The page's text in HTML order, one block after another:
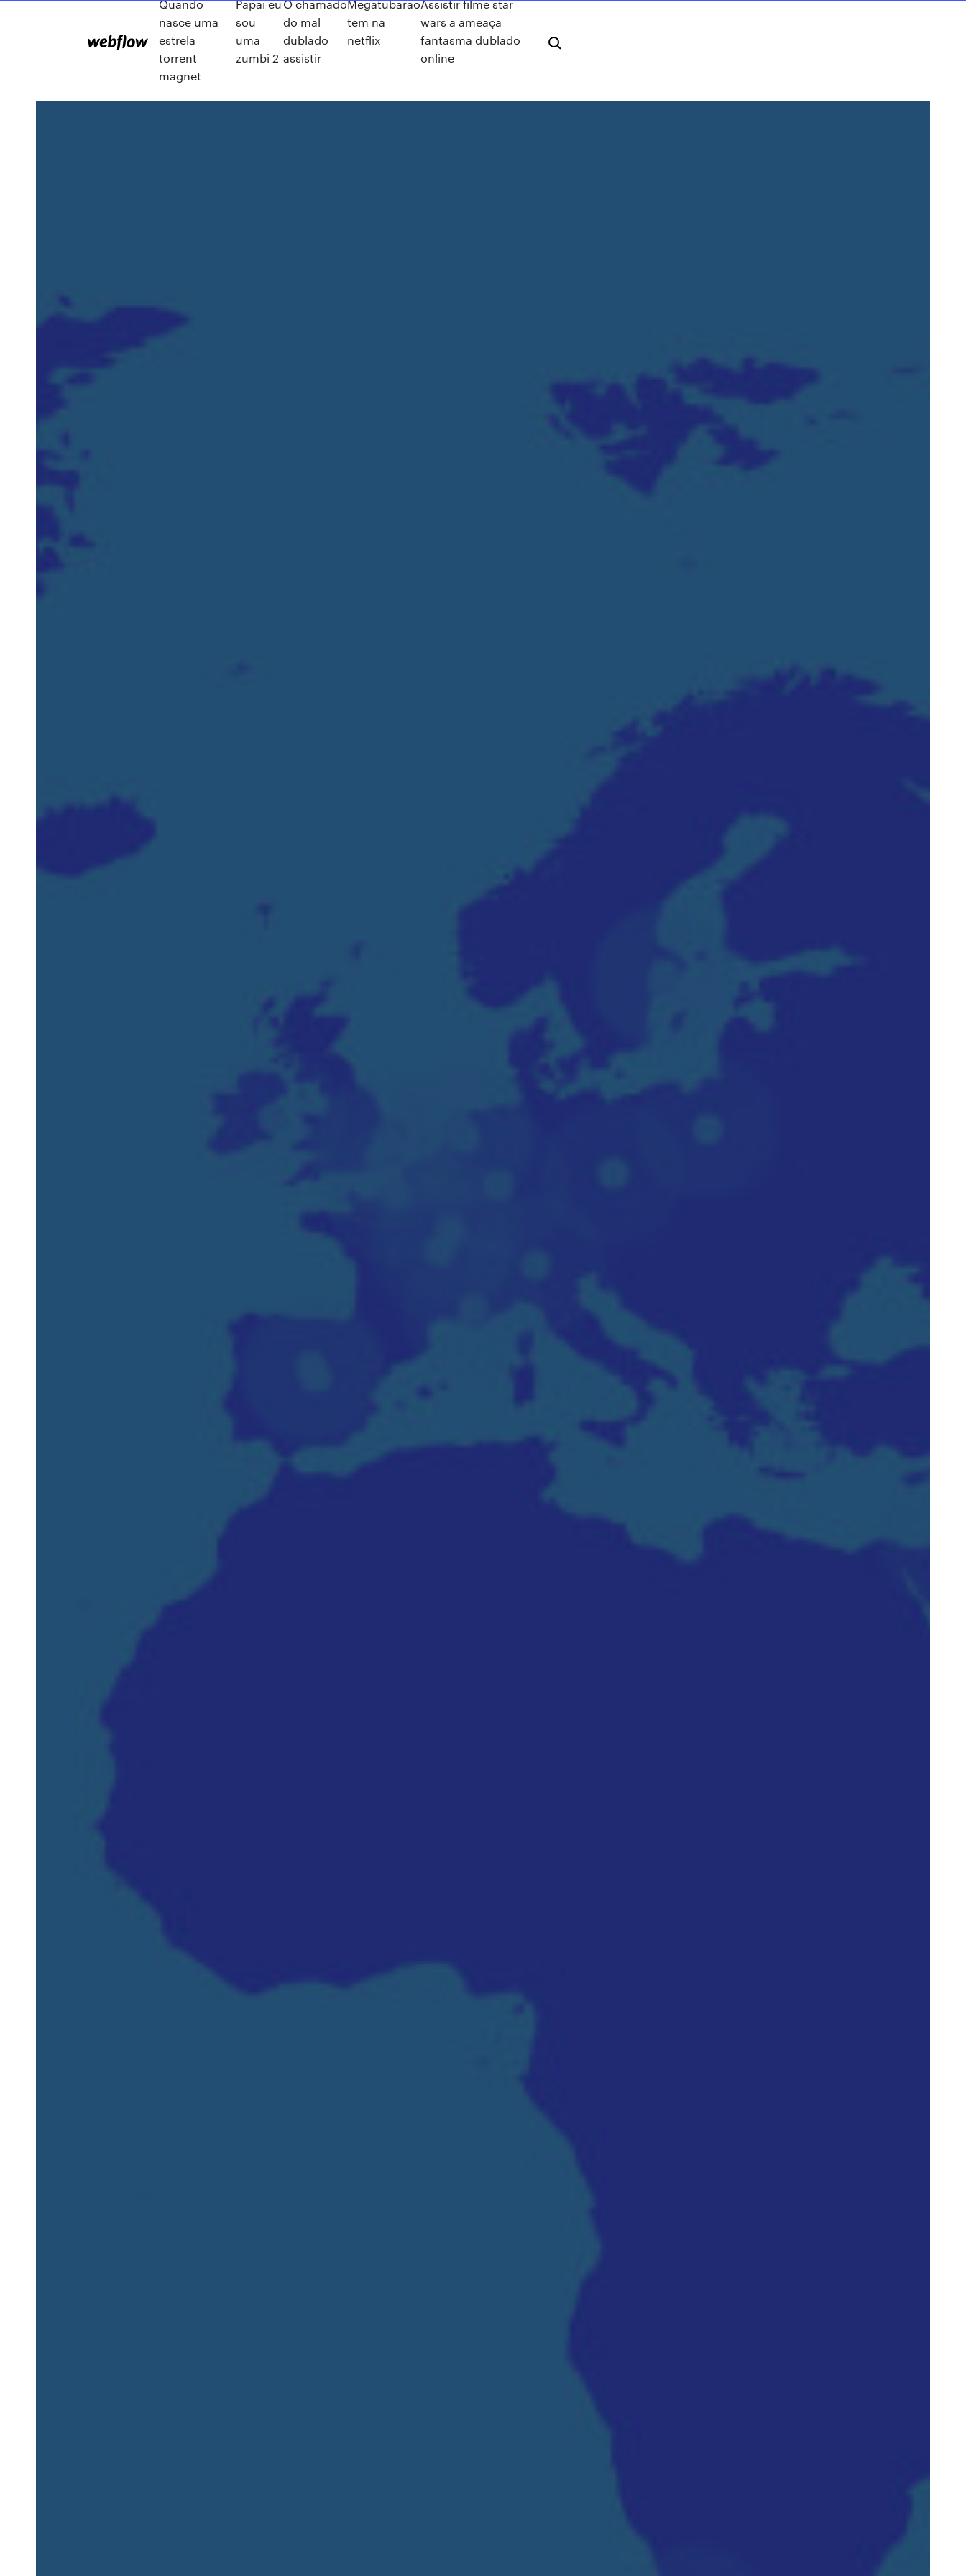
Quando
nasce uma
estrela
torrent
magnet
Papai eu
sou
uma
zumbi 2
O chamado
do mal
dublado
assistir
Megatubarão
tem na
netflix
Assistir filme star
wars a ameaça
fantasma dublado
online